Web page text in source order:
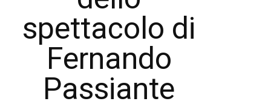
spettacolo di
Fernando
Passiante